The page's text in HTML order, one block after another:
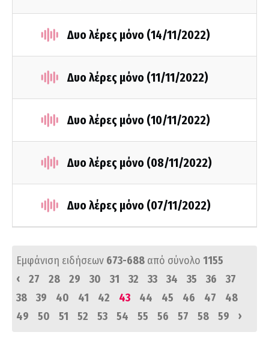
Δυο λέρες μόνο (14/11/2022)
Δυο λέρες μόνο (11/11/2022)
Δυο λέρες μόνο (10/11/2022)
Δυο λέρες μόνο (08/11/2022)
Δυο λέρες μόνο (07/11/2022)
Εμφάνιση ειδήσεων 673-688 από σύνολο 1155
‹
27 28 29 30 31 32 33 34 35 36
37
38
39 40 41 42 43 44 45 46 47
48
49
50 51 52 53 54 55 56 57 58 59 ›